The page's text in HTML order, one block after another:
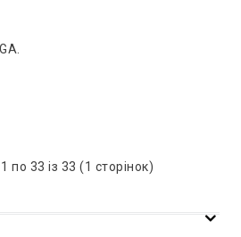
по 33 із 33 (1 сторінок)